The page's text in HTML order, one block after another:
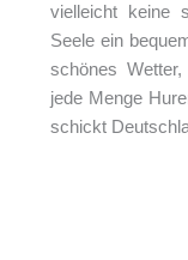
vielleicht keine
Seele ein
schönes
jede Menge
schickt